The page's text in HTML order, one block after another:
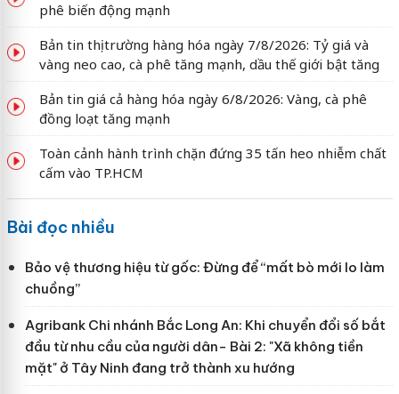
phê biến động mạnh
Bản tin thị trường hàng hóa ngày 7/8/2026: Tỷ giá và
vàng neo cao, cà phê tăng mạnh, dầu thế giới bật tăng
Bản tin giá cả hàng hóa ngày 6/8/2026: Vàng, cà phê
đồng loạt tăng mạnh
Toàn cảnh hành trình chặn đứng 35 tấn heo nhiễm chất
cấm vào TP.HCM
Bài đọc nhiều
Bảo vệ thương hiệu từ gốc: Đừng để “mất bò mới lo làm
chuồng”
Agribank Chi nhánh Bắc Long An: Khi chuyển đổi số bắt
đầu từ nhu cầu của người dân- Bài 2: "Xã không tiền
mặt" ở Tây Ninh đang trở thành xu hướng